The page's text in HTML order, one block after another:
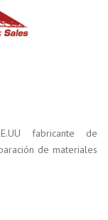
fabricante de
de materiales